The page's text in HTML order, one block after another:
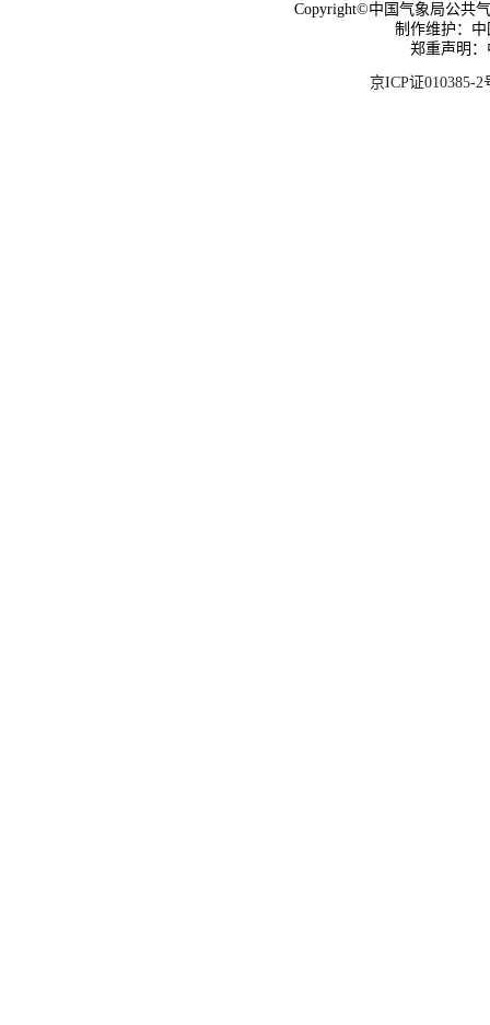
Copyright©中国气象局公共
制作维护：
郑重声明
京ICP证010385-2